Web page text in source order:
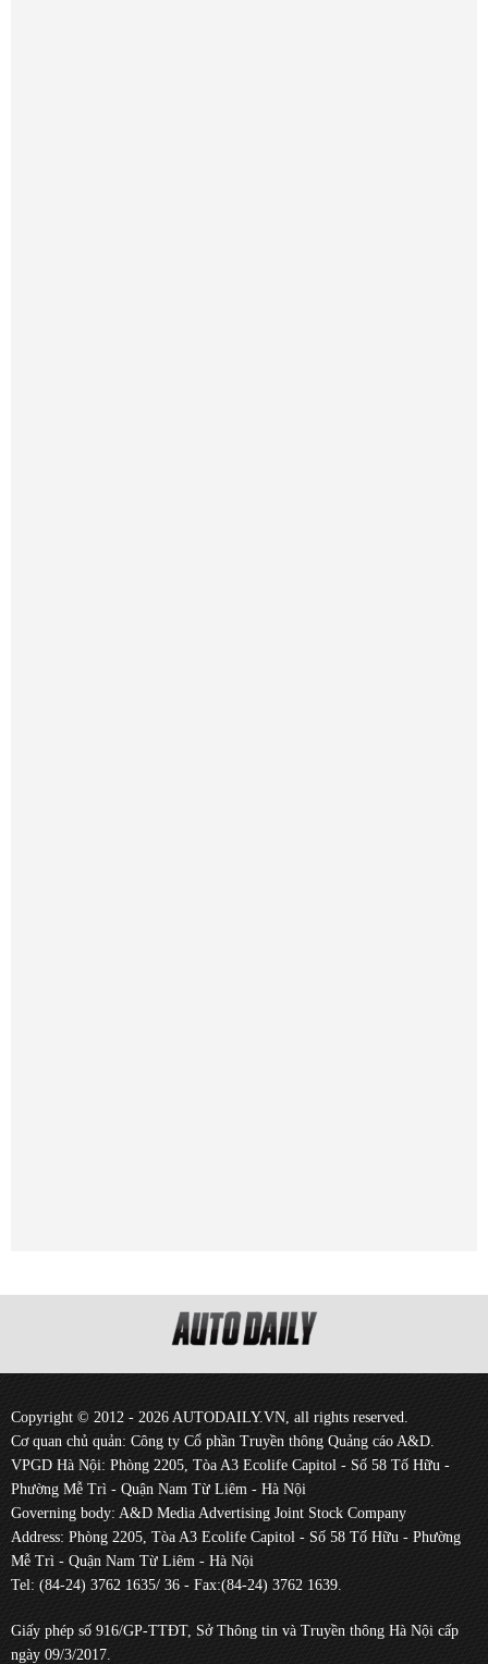
Copyright © 2012 - 2026 AUTODAILY.VN, all rights reserved.
Cơ quan chủ quản: Công ty Cổ phần Truyền thông Quảng cáo A&D.
VPGD Hà Nội: Phòng 2205, Tòa A3 Ecolife Capitol - Số 58 Tố Hữu -
Phường Mễ Trì - Quận Nam Từ Liêm - Hà Nội
Governing body: A&D Media Advertising Joint Stock Company
Address: Phòng 2205, Tòa A3 Ecolife Capitol - Số 58 Tố Hữu - Phường
Mễ Trì - Quận Nam Từ Liêm - Hà Nội
Tel: (84-24) 3762 1635/ 36 - Fax:(84-24) 3762 1639.
Giấy phép số 916/GP-TTĐT, Sở Thông tin và Truyền thông Hà Nội cấp
ngày 09/3/2017.